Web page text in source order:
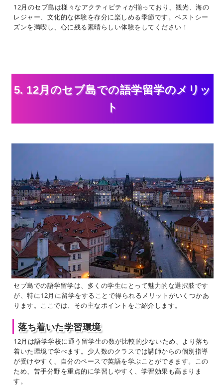
12月のセブ島は様々なアクティビティが揃っており、観光、海の
レジャー、文化的な体験を存分に楽しめる季節です。ベストシー
ズンを満喫し、心に残る素晴らしい体験をしてください！
5. 12月のセブ島での語学留学のメリッ
ト
セブ島での語学留学は、多くの学生にとって魅力的な選択肢です
が、特に12月に留学をすることで得られるメリットがいくつかあ
ります。ここでは、その主なポイントをご紹介します。
落ち着いた学習環境
12月は語学学校に通う留学生の数が比較的少ないため、より落ち
着いた環境で学べます。少人数のクラスでは講師からの個別指導
が受けやすく、自分のペースで英語を学ぶことができます。この
ため、苦手分野を重点的に学習しやすく、学習効果も高まりま
す。